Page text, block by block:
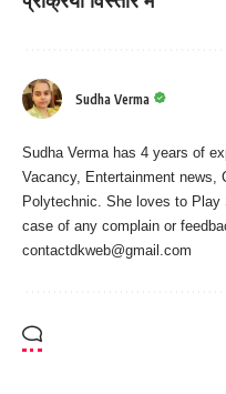
Sudha Verma
Sudha Verma has 4 years of
Vacancy, Entertainment news,
Polytechnic. She loves to
case of any complain or
contactdkweb@gmail.com